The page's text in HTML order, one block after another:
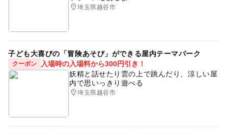
埼玉県越谷市
子ども大喜びの「冒険あそび」ができる屋内テーマパーク
クーポン
入場時の入場料から300円引き！
妖精と話せたり雲の上で跳んだり、涼しい屋
内で思いっきり遊べる
埼玉県越谷市